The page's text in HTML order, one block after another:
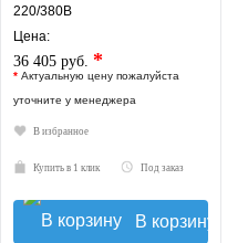
220/380В
Цена:
36 405 руб. *
* Актуальную цену пожалуйста
уточните у менеджера
В избранное
Купить в 1 клик Под заказ
В корзину